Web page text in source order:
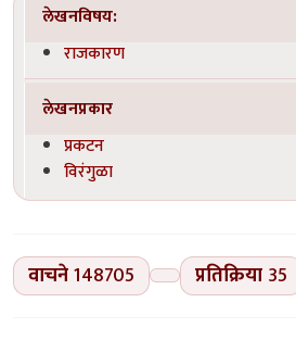
लेखनविषय:
राजकारण
लेखनप्रकार
प्रकटन
विरंगुळा
वाचने148705 प्रतिक्रिया 35